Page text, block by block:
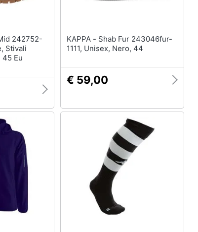
Stivali
45 Eu
KAPPA - Shab Fur 243046fur-
1111, Unisex, Nero, 44
€ 59,00